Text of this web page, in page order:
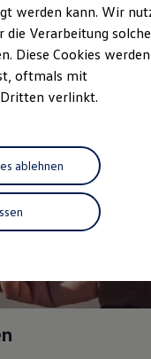
werden kann. Wir
die Verarbeitung
Diese Cookies
oftmals mit
verlinkt.
ablehnen